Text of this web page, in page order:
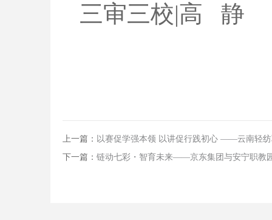
三审三校|高 静
上一篇： 以赛促学强本领 以讲促行践初心 ——云南轻纺
下一篇： 链动七彩・智育未来——京东集团与安宁职教